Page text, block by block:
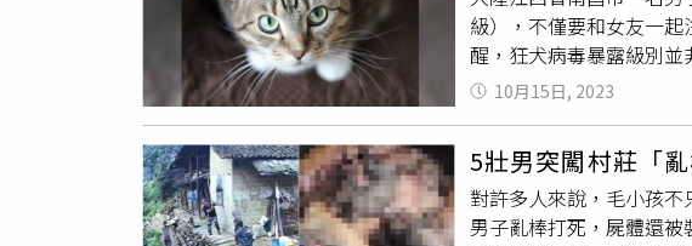
察、消防、義警、民防等
制投保，保障消費者權益
理資訊網合作，只要輸入
狀態、登記日期、原始
加入我的新北市寵物卡
級），不僅要和女友一起
醒，狂犬病毒暴露級別
暴露後感染風險更高，
疫苗，降低感染狂犬病
用狂犬病免疫球蛋白，一
痛感，稍後則可能會出現
到病發的時間為1至3個
10月15日, 2023
5壯男突闖村莊「
對許多人來說，毛小孩
男子亂棒打死，屍體還